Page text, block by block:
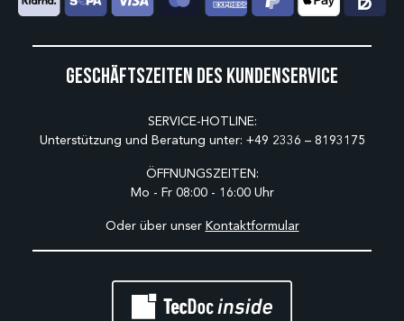
Geschäftszeiten des Kundenservice
SERVICE-HOTLINE:
Unterstützung und Beratung unter: +49 2336 – 8193175
ÖFFNUNGSZEITEN:
Mo - Fr 08:00 - 16:00 Uhr
Oder über unser Kontaktformular